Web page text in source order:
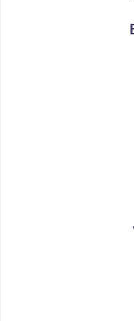
Ремонт
Ремонт
Ремонт
Ремонт